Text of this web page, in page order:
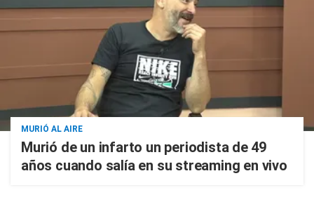
MURIÓ AL AIRE
Murió de un infarto un periodista de 49
años cuando salía en su streaming en vivo